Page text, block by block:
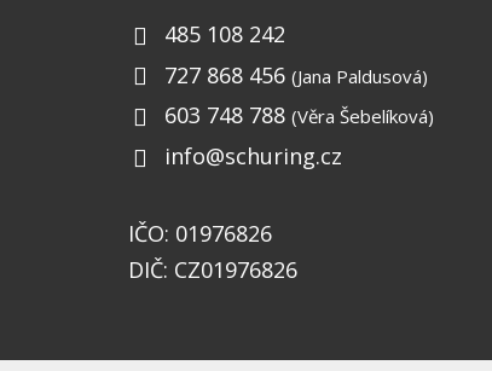
485 108 242
727 868 456 (Jana Paldusová)
603 748 788 (Věra Šebelíková)
info@schuring.cz
IČO: 01976826
DIČ: CZ01976826